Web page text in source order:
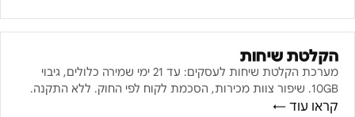
הקלטת שיחות
מערכת הקלטת שיחות לעסקים: עד 21 ימי שמירה כלולים, גיבוי
10GB. שיפור צוות מכירות, הסכמת לקוח לפי החוק. ללא התקנה.
קראו עוד ←